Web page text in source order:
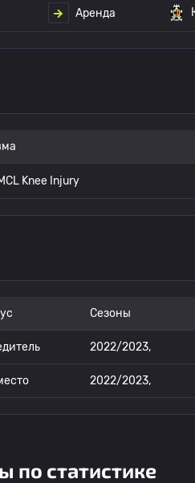
Аренда
Knee Injury
Сезоны
2022/2023,
2022/2023,
по статистике